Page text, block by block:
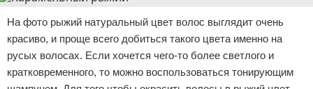
На фото рыжий натуральный цвет волос выглядит очень
красиво, и проще всего добиться такого цвета именно на
русых волосах. Если хочется чего-то более светлого и
кратковременного, то можно воспользоваться тонирующим